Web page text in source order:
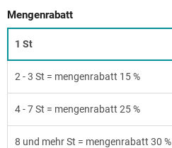
Mengenrabatt
1 St
2 - 3 St = mengenrabatt 15 %
4 - 7 St = mengenrabatt 25 %
8 und mehr St = mengenrabatt 30 %